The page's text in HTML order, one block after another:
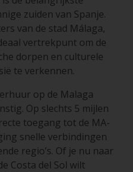
zuiden van Spanje.
van de stad Málaga,
vertrekpunt om de
dorpen en culturele
te verkennen.
op de Malaga
Op slechts 5 mijlen
toegang tot de MA-
snelle verbindingen
regio’s. Of je nu naar
Costa del Sol wilt